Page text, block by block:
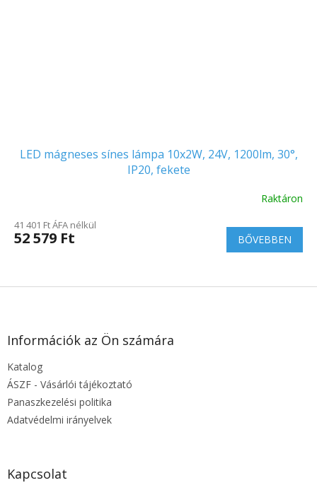
LED mágneses sínes lámpa 10x2W, 24V, 1200lm, 30°,
IP20, fekete
Raktáron
41 401 Ft ÁFA nélkül
52 579 Ft BŐVEBBEN
L
Információk az Ön számára
Katalog
ÁSZF - Vásárlói tájékoztató
Panaszkezelési politika
Adatvédelmi irányelvek
Kapcsolat